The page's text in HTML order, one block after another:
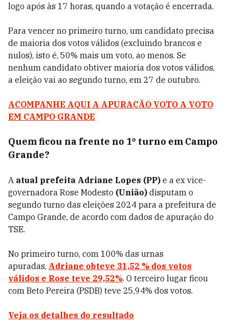
logo após às 17 horas, quando a votação é encerrada.
Para vencer no primeiro turno, um candidato precisa
de maioria dos votos válidos (excluindo brancos e
nulos), isto é, 50% mais um voto, ao menos. Se
nenhum candidato obtiver maioria dos votos válidos,
a eleição vai ao segundo turno, em 27 de outubro.
ACOMPANHE AQUI A APURAÇÃO VOTO A VOTO
EM CAMPO GRANDE
Quem ficou na frente no 1º turno em Campo
Grande?
A atual prefeita Adriane Lopes (PP) e a ex vice-
governadora Rose Modesto (União) disputam o
segundo turno das eleições 2024 para a prefeitura de
Campo Grande, de acordo com dados de apuração do
TSE.
No primeiro turno, com 100% das urnas
apuradas, Adriane obteve 31,52 % dos votos
válidos e Rose teve 29,52%. O terceiro lugar ficou
com Beto Pereira (PSDB) teve 25,94% dos votos.
Veja os detalhes do resultado